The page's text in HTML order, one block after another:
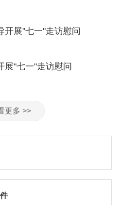
开展"七一"走访慰问
展"七一"走访慰问
更多 >>